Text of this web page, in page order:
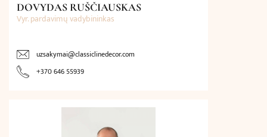
DOVYDAS RUŠČIAUSKAS
Vyr. pardavimų vadybininkas
uzsakymai@classiclinedecor.com
+370 646 55939